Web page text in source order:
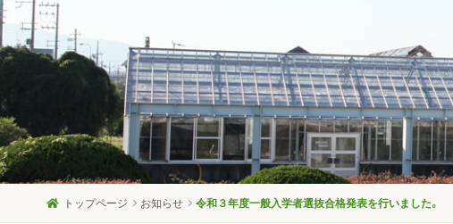
トップページ お知らせ 令和３年度一般入学者選抜合格発表を行いました。